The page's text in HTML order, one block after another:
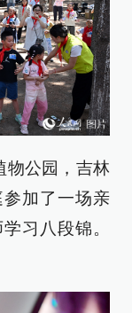
物公园，吉林
加了一场亲
习八段锦。